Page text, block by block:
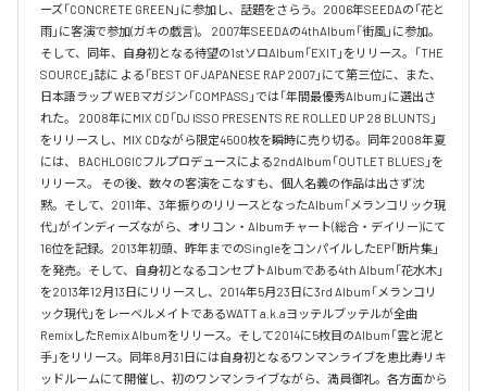
ーズ「CONCRETE GREEN」に参加し、話題をさらう。2006年SEEDAの「花と
雨」に客演で参加(ガキの戯言)。 2007年SEEDAの4thAlbum「街風」に参加。
そして、同年、自身初となる待望の1stソロAlbum「EXIT」をリリース。「THE
SOURCE」誌に よる「BEST OF JAPANESE RAP 2007」にて第三位に、また、
日本語ラップ WEBマガジン「COMPASS」では「年間最優秀Album」に選出さ
れた。 2008年にMIX CD「DJ ISSO PRESENTS RE ROLLED UP 28 BLUNTS」
をリリースし、MIX CDながら限定4500枚を瞬時に売り切る。同年2008年夏
には、 BACHLOGICフルプロデュースによる2ndAlbum「OUTLET BLUES」を
リリース。 その後、数々の客演をこなすも、個人名義の作品は出さず沈
黙。そして、2011年、3年振りのリリースとなったAlbum「メランコリック現
代」がインディーズながら、オリコン・Albumチャート(総合・デイリー)にて
16位を記録。2013年初頭、昨年までのSingleをコンパイルしたEP「断片集」
を発売。そして、自身初となるコンセプトAlbumである4th Album「花水木」
を2013年12月13日にリリースし、2014年5月23日に3rd Album「メランコリ
ック現代」をレーベルメイトであるWATT a.k.aヨッテルブッテルが全曲
RemixしたRemix Albumをリリース。そして2014に5枚目のAlbum「雲と泥と
手」をリリース。同年8月31日には自身初となるワンマンライブを恵比寿リキ
ッドルームにて開催し、初のワンマンライブながら、満員御礼。各方面から